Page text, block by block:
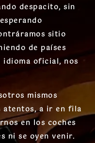
despacito, sin
sitio
de países
idioma oficial, nos
mismos
atentos, a ir en fila
en los coches
ni se oyen venir.